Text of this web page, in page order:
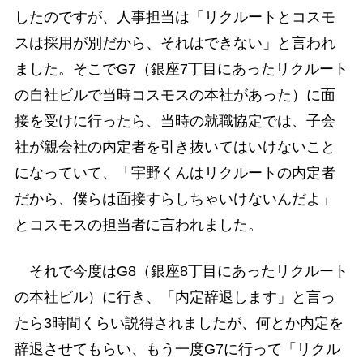
したのですが、人事担当は「リクルートとコスモ
スは採用が別だから、それはできない」と言われ
ました。そこでG7（銀座7丁目にあったリクルート
の自社ビルで当時コスモスの本社があった）に面
接を受けに行ったら、当時の就職協定では、子会
社が親会社の内定者を引き抜いてはいけないこと
になっていて、「宇野くんはリクルートの内定者
だから、僕らは面接すらしちゃいけないんだよ」
とコスモスの担当者に言われました。
それで今度はG8（銀座8丁目にあったリクルート
の本社ビル）に行き、「内定辞退します」と言っ
たら3時間くらい説得されましたが、何とか内定を
辞退させてもらい、もう一度G7に行って「リクル